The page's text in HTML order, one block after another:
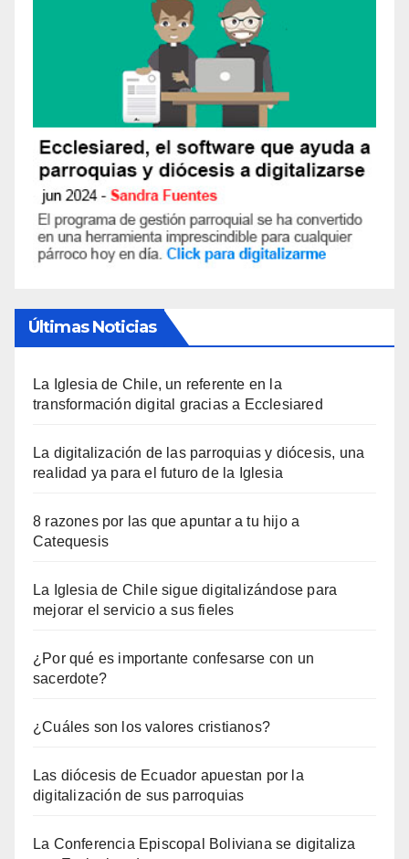
Últimas Noticias
La Iglesia de Chile, un referente en la
transformación digital gracias a Ecclesiared
La digitalización de las parroquias y diócesis, una
realidad ya para el futuro de la Iglesia
8 razones por las que apuntar a tu hijo a
Catequesis
La Iglesia de Chile sigue digitalizándose para
mejorar el servicio a sus fieles
¿Por qué es importante confesarse con un
sacerdote?
¿Cuáles son los valores cristianos?
Las diócesis de Ecuador apuestan por la
digitalización de sus parroquias
La Conferencia Episcopal Boliviana se digitaliza